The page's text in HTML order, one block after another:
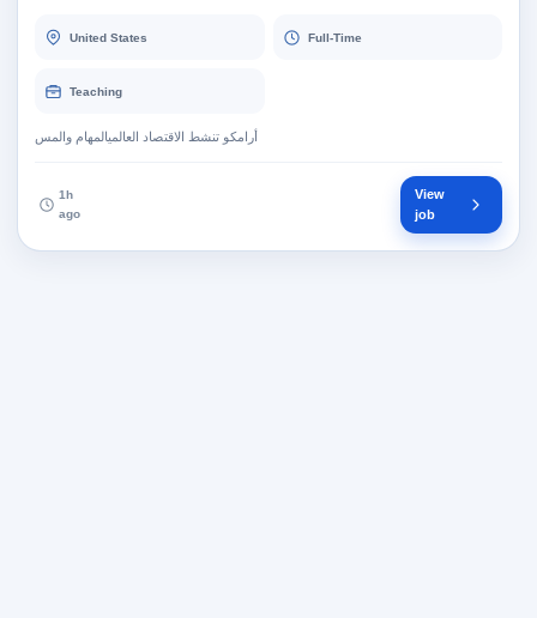
United States Full-Time
Teaching
أرامكو تنشط الاقتصاد العالميالمهام والمس
1h
ago
View
job